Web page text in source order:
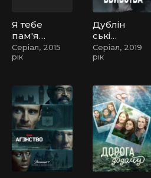
Я тебе
пам'ята
ю /
Привіт,
Серіал, 2015
рік
Дублін
ські
вбивст
ва
Серіал, 2019
рік